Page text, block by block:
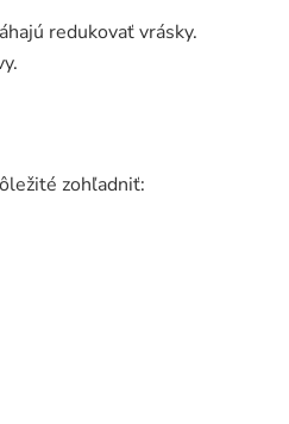
redukovať vrásky.
zohľadniť: